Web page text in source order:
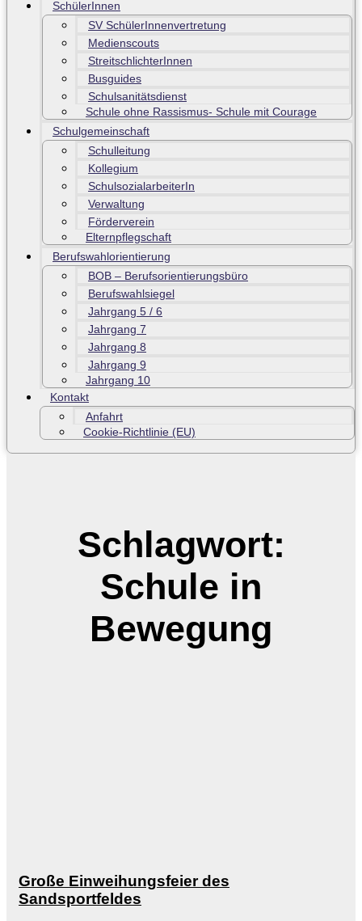
SchülerInnen
SV SchülerInnenvertretung
Medienscouts
StreitschlichterInnen
Busguides
Schulsanitätsdienst
Schule ohne Rassismus- Schule mit Courage
Schulgemeinschaft
Schulleitung
Kollegium
SchulsozialarbeiterIn
Verwaltung
Förderverein
Elternpflegschaft
Berufswahlorientierung
BOB – Berufsorientierungsbüro
Berufswahlsiegel
Jahrgang 5 / 6
Jahrgang 7
Jahrgang 8
Jahrgang 9
Jahrgang 10
Kontakt
Anfahrt
Cookie-Richtlinie (EU)
Schlagwort:
Schule in
Bewegung
Große Einweihungsfeier des
Sandsportfeldes